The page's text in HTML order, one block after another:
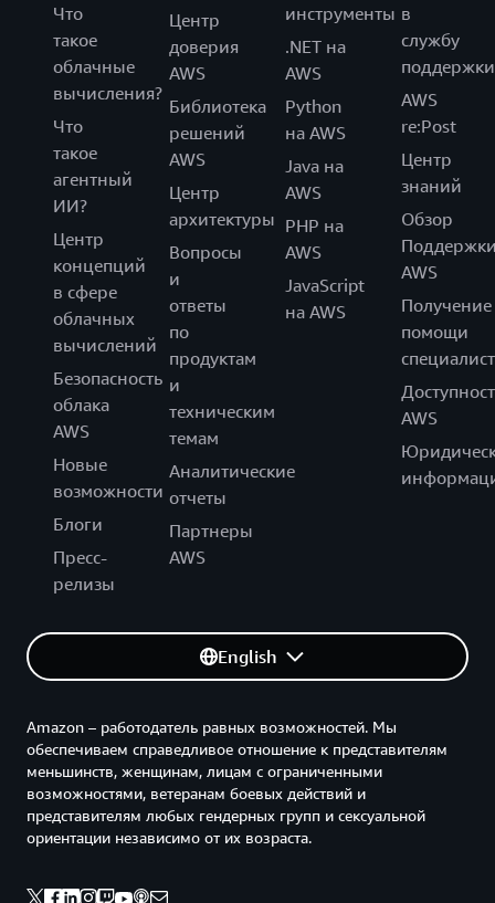
Что
такое
облачные
вычисления?
Что
такое
агентный
ИИ?
Центр
концепций
в сфере
облачных
вычислений
Безопасность
облака
AWS
Новые
возможности
Блоги
Пресс-
релизы
Центр
доверия
AWS
Библиотека
решений
AWS
Центр
архитектуры
Вопросы
и
ответы
по
продуктам
и
техническим
темам
Аналитические
отчеты
Партнеры
AWS
инструменты
.NET на
AWS
Python
на AWS
Java на
AWS
PHP на
AWS
JavaScript
на AWS
в
службу
поддержки
AWS
re:Post
Центр
знаний
Обзор
AWS
Получение
помощи
AWS
English
Amazon – работодатель равных возможностей. Мы
обеспечиваем справедливое отношение к представителям
меньшинств, женщинам, лицам с ограниченными
возможностями, ветеранам боевых действий и
представителям любых гендерных групп и сексуальной
ориентации независимо от их возраста.